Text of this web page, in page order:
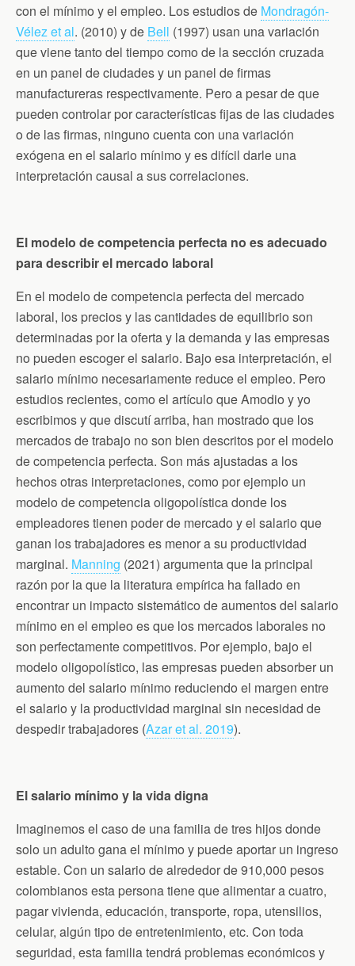
con el mínimo y el empleo. Los estudios de Mondragón-
Vélez et al. (2010) y de Bell (1997) usan una variación
que viene tanto del tiempo como de la sección cruzada
en un panel de ciudades y un panel de firmas
manufactureras respectivamente. Pero a pesar de que
pueden controlar por características fijas de las ciudades
o de las firmas, ninguno cuenta con una variación
exógena en el salario mínimo y es difícil darle una
interpretación causal a sus correlaciones.
El modelo de competencia perfecta no es adecuado
para describir el mercado laboral
En el modelo de competencia perfecta del mercado
laboral, los precios y las cantidades de equilibrio son
determinadas por la oferta y la demanda y las empresas
no pueden escoger el salario. Bajo esa interpretación, el
salario mínimo necesariamente reduce el empleo. Pero
estudios recientes, como el artículo que Amodio y yo
escribimos y que discutí arriba, han mostrado que los
mercados de trabajo no son bien descritos por el modelo
de competencia perfecta. Son más ajustadas a los
hechos otras interpretaciones, como por ejemplo un
modelo de competencia oligopolística donde los
empleadores tienen poder de mercado y el salario que
ganan los trabajadores es menor a su productividad
marginal. Manning (2021) argumenta que la principal
razón por la que la literatura empírica ha fallado en
encontrar un impacto sistemático de aumentos del salario
mínimo en el empleo es que los mercados laborales no
son perfectamente competitivos. Por ejemplo, bajo el
modelo oligopolístico, las empresas pueden absorber un
aumento del salario mínimo reduciendo el margen entre
el salario y la productividad marginal sin necesidad de
despedir trabajadores (Azar et al. 2019).
El salario mínimo y la vida digna
Imaginemos el caso de una familia de tres hijos donde
solo un adulto gana el mínimo y puede aportar un ingreso
estable. Con un salario de alrededor de 910,000 pesos
colombianos esta persona tiene que alimentar a cuatro,
pagar vivienda, educación, transporte, ropa, utensilios,
celular, algún tipo de entretenimiento, etc. Con toda
seguridad, esta familia tendrá problemas económicos y